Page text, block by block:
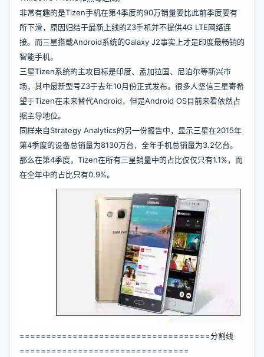
非常有趣的是Tizen手机在第4季度的90万销量要比此前季度要有
所下滑，原因归结于最新上线的Z3手机并不提供4G LTE网络连
接。而三星搭载Android系统的Galaxy J2事实上才是印度最畅销的
智能手机。
三星Tizen系统的主攻目标是印度、孟加拉国、尼泊尔等新兴市
场，其中最新型号Z3于去年10月份正式发布。很多人坚信三星寄希
望于Tizen在未来替代Android，但是Android OS目前来看依然占
据主导地位。
同样来自Strategy Analytics的另一份报告中，显示三星在2015年
第4季度的设备总销量为8130万台，全年手机总销量为3.2亿台。
那么在第4季度，Tizen在所有三星销量中的占比仅仅只有1.1%，而
在全年中的占比只有0.9%。
====================================分割线
================================